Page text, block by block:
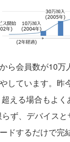
ら会員数が10万
しています。
える場合もよ
らず、デバイス
ドするだけで